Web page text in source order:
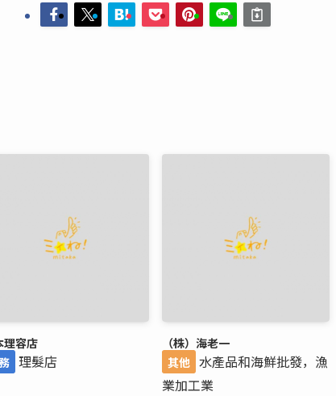
理容店
理髮店
（株）海老一
其他 水產品和海鮮批發，漁
業加工業